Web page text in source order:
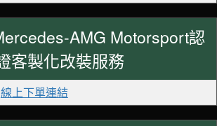
AMG Motorsport認
客製化改裝服務
線上下單連結